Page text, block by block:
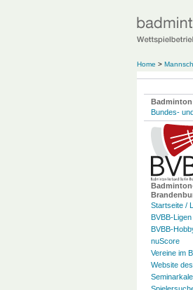
Home >
Bundes-
Startseite /
BVBB-Ligen
BVBB-
nuScore
Vereine im
Website